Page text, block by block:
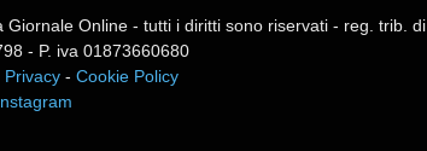
Online - tutti i diritti sono riservati - reg. trib. di
- P. iva 01873660680
Privacy- Cookie Policy